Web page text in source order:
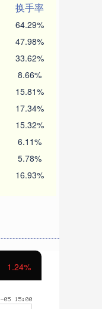
换手率
64.29%
47.98%
33.62%
8.66%
15.81%
17.34%
15.32%
6.11%
5.78%
16.93%
1.24%